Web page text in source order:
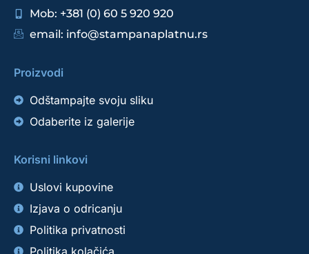
Mob: +381 (0) 60 5 920 920
email: info@stampanaplatnu.rs
Proizvodi
Odštampajte svoju sliku
Odaberite iz galerije
Korisni linkovi
Uslovi kupovine
Izjava o odricanju
Politika privatnosti
Politika kolačića